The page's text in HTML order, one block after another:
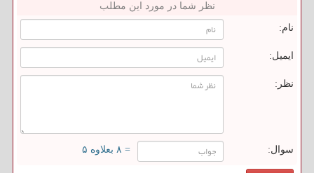
نظر شما در مورد این مطلب
نام:
ایمیل:
نظر:
سوال: = ۸ بعلاوه ۵